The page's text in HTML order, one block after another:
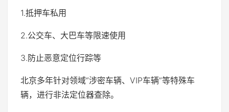
1.抵押车私用
2.公交车、大巴车等限速使用
3.防止恶意定位行踪等
北京多年针对领域“涉密车辆、VIP车辆”等特殊车
辆，进行非法定位器查除。